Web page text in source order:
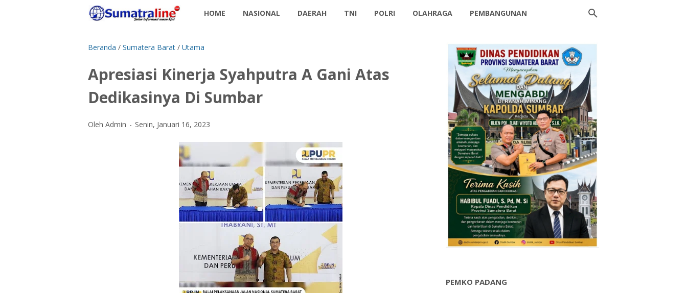
HOME NASIONAL DAERAH TNI POLRI OLAHRAGA PEMBANGUNAN
Beranda / Sumatera Barat / Utama
Apresiasi Kinerja Syahputra A Gani Atas
Dedikasinya Di Sumbar
Oleh Admin Senin, Januari 16, 2023
PEMKO PADANG